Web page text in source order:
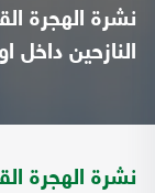
نشرة الهجرة
النازحين
نشرة الهجرة